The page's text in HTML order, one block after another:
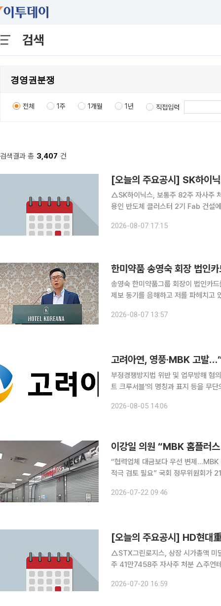
검색
전체 1주 1개월 1년 직접입력
검색결과 총 3,407 건
△SK하이닉스, 보통주 82주 자사주 처분.
용인 반도체 클러스터 2기 Fab 건설에 35조
2026년 2분기 잠정 매출 230
2026-08-07 17:15
한미약품 송영숙 회장 법인
송영숙 한미약품그룹 회장이 법인카
제보 동기를 음해하고 저를 파헤치고
대한 의혹을 제기한 경위에 대해 “한
2026-08-07 13:57
고려아연, 영풍·MBK 고발
부정경쟁방지법 위반 및 업무방해 혐의로 고발 고려아연이 자사 미국 통합제련
트 크루서블'의 명칭과 표지 등을 무
윤종하 MBK 부회장, 장세환 영풍문
2026-08-05 14:06
“협력업체 대금보다 우선 변제…MBK
적극 검토 필요” 국회 정무위원회가 21일 홈플러스 사태와 관련한 간담회를 연 가운데, 홈플러스 회
절차의 주도권을 확보하기 위한 수단
2026-07-22 09:46
△STX그린로지스, 상장 시가총액 미달 상태
주 41만7458주 자사주 처분 △주연테크, 신사업 추진 목적 보통주 100주 제3자배정 유상증자 결
발생으로 전 공장 생산 중단. 특별안
2026-07-20 16:59